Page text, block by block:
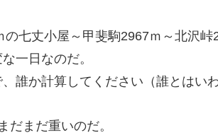
七丈小屋～甲斐駒2967ｍ～北沢峠
一日なのだ。
誰か計算してください（誰とはい
だまだ重いのだ。